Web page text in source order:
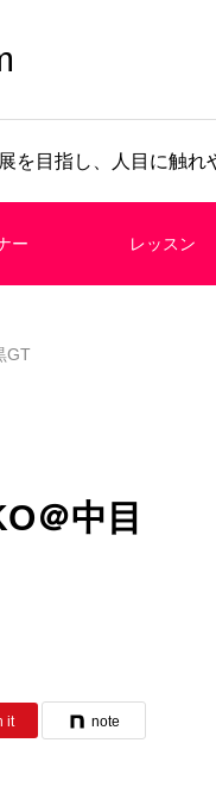
を目指し、人目に触れ
ー レッスン
GT
＠中目
it note